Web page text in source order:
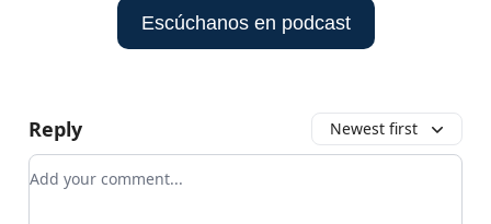
Escúchanos en podcast
Reply Newest first
Add your comment